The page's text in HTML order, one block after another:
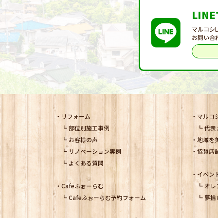
マルコシ
お問い合
リフォーム
部位別施工事例
お客様の声
リノベーション実例
よくある質問
Cafeふぉーらむ
Cafeふぉーらむ予約フォーム
マルコ
代表
地域を
協賛店
イベン
オレ
夢拾